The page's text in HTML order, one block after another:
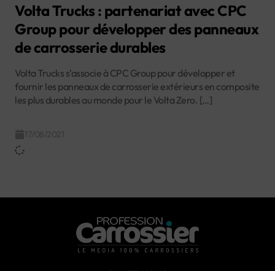
Volta Trucks : partenariat avec CPC
Group pour développer des panneaux
de carrosserie durables
Volta Trucks s’associe à CPC Group pour développer et
fournir les panneaux de carrosserie extérieurs en composite
les plus durables au monde pour le Volta Zero. […]